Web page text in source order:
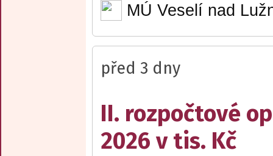
MÚ Veselí nad
před 3 dny
II. rozpočtové
2026 v tis. Kč